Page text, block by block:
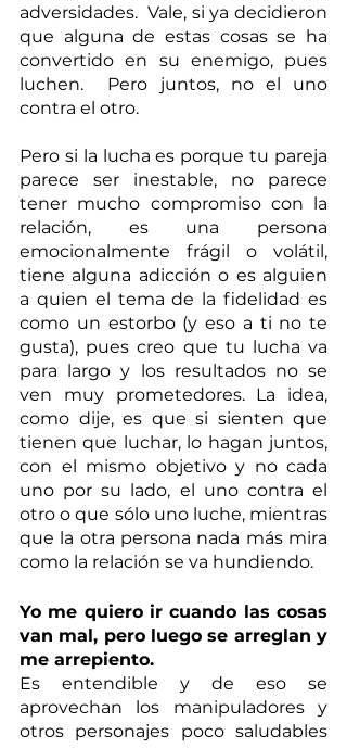
adversidades.  Vale, si ya decidieron
que alguna de estas cosas se ha
convertido en su enemigo, pues
luchen.  Pero juntos, no el uno
contra el otro.
Pero si la lucha es porque tu pareja
parece ser inestable, no parece
tener mucho compromiso con la
relación, es una persona
emocionalmente frágil o volátil,
tiene alguna adicción o es alguien
a quien el tema de la fidelidad es
como un estorbo (y eso a ti no te
gusta), pues creo que tu lucha va
para largo y los resultados no se
ven muy prometedores. La idea,
como dije, es que si sienten que
tienen que luchar, lo hagan juntos,
con el mismo objetivo y no cada
uno por su lado, el uno contra el
otro o que sólo uno luche, mientras
que la otra persona nada más mira
como la relación se va hundiendo.
Yo me quiero ir cuando las cosas
van mal, pero luego se arreglan y
me arrepiento.
Es entendible y de eso se
aprovechan los manipuladores y
otros personajes poco saludables